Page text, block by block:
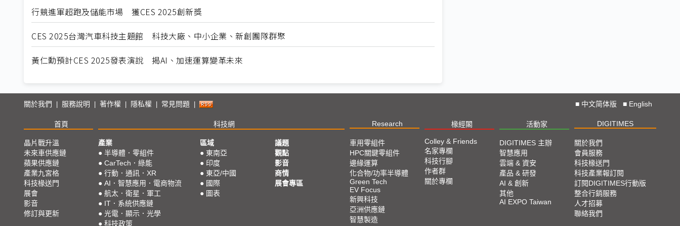
行競進軍超跑及儲能市場 獲CES 2025創新獎
CES 2025台灣汽車科技主題館 科技大廠、中小企業、新創團隊群聚
黃仁勳預計CES 2025發表演說 揭AI、加速運算變革未來
關於我們 服務說明 著作權 隱私權 常見問題 ■ 中文简体版 ■ English
首頁 科技網 Research 椽經閣 活動家 DIGITIMES
晶片戰升溫
未來車供應鏈
蘋果供應鏈
產業九宮格
科技椽送門
展會
影音
修訂與更新
產業
● 半導體．零組件
● CarTech．綠能
● 行動．通訊．XR
● AI．智慧應用．電商物流
● 航太．衛星．軍工
● IT．系統供應鏈
● 光電．顯示．光學
● 科技政策
區域
● 東南亞
● 印度
● 東亞/中國
● 國際
● 圖表
議題
觀點
影音
商情
展會專區
車用零組件
HPC關鍵零組件
邊緣運算
化合物/功率半導體
Green Tech
EV Focus
新興科技
亞洲供應鏈
智慧製造
Colley & Friends
名家專欄
科技行腳
作者群
關於專欄
DIGITIMES 主辦
智慧應用
雲端 & 資安
產品 & 研發
AI & 創新
其他
AI EXPO Taiwan
關於我們
會員服務
科技椽送門
科技產業報訂閱
訂閱DIGITIMES行動版
整合行銷服務
人才招募
聯絡我們